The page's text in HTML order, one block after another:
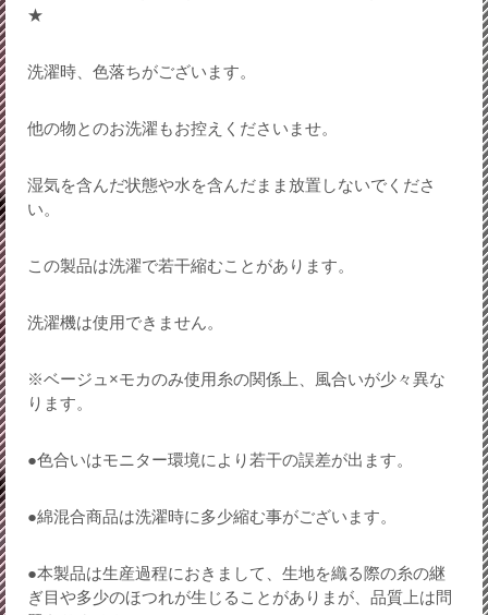
★
洗濯時、色落ちがございます。
他の物とのお洗濯もお控えくださいませ。
湿気を含んだ状態や水を含んだまま放置しないでくださ
い。
この製品は洗濯で若干縮むことがあります。
洗濯機は使用できません。
※ベージュ×モカのみ使用糸の関係上、風合いが少々異な
ります。
●色合いはモニター環境により若干の誤差が出ます。
●綿混合商品は洗濯時に多少縮む事がございます。
●本製品は生産過程におきまして、生地を織る際の糸の継
ぎ目や多少のほつれが生じることがありまが、品質上は問